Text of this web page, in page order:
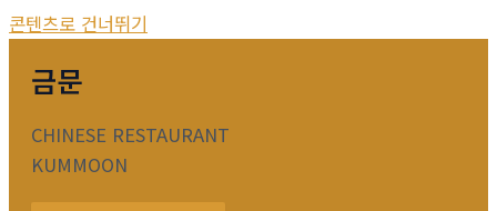
콘텐츠로 건너뛰기
금문
CHINESE RESTAURANT
KUMMOON